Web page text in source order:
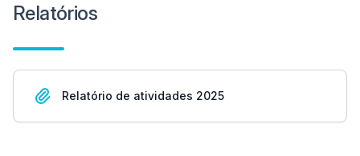
Relatórios
Relatório de atividades 2025